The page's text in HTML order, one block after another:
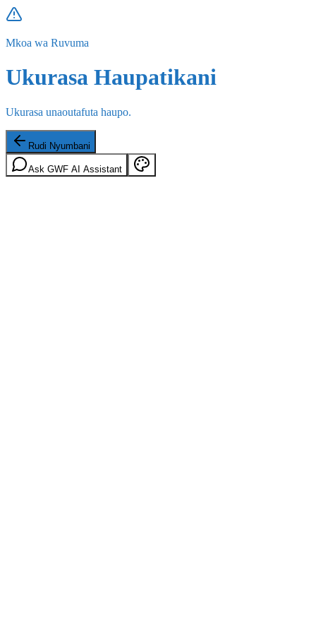
Mkoa wa Ruvuma
Ukurasa Haupatikani
Ukurasa unaoutafuta haupo.
Rudi Nyumbani
Ask GWF AI Assistant